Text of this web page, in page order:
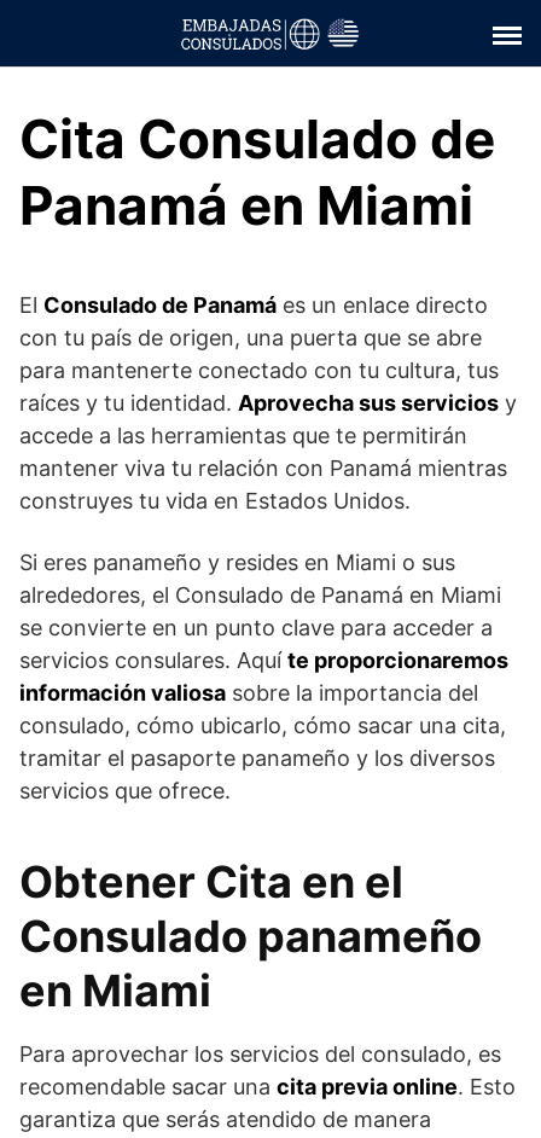
contenido
Cita Consulado de
Panamá en Miami
El Consulado de Panamá es un enlace directo
con tu país de origen, una puerta que se abre
para mantenerte conectado con tu cultura, tus
raíces y tu identidad. Aprovecha sus servicios y
accede a las herramientas que te permitirán
mantener viva tu relación con Panamá mientras
construyes tu vida en Estados Unidos.
Si eres panameño y resides en Miami o sus
alrededores, el Consulado de Panamá en Miami
se convierte en un punto clave para acceder a
servicios consulares. Aquíte proporcionaremos
información valiosa sobre la importancia del
consulado, cómo ubicarlo, cómo sacar una cita,
tramitar el pasaporte panameño y los diversos
servicios que ofrece.
Obtener Cita en el
Consulado panameño
en Miami
Para aprovechar los servicios del consulado, es
recomendable sacar una cita previa online. Esto
garantiza que serás atendido de manera